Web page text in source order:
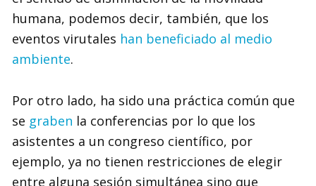
humana, podemos decir, también, que los
eventos virutales han beneficiado al medio
ambiente.
Por otro lado, ha sido una práctica común que
se graben la conferencias por lo que los
asistentes a un congreso científico, por
ejemplo, ya no tienen restricciones de elegir
entre alguna sesión simultánea sino que